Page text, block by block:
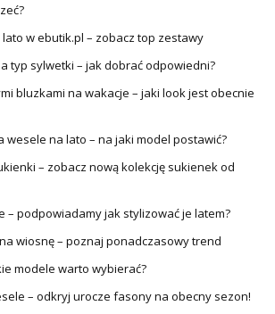
w ebutik.pl – zobacz top zestawy
typ sylwetki – jak dobrać odpowiedni?
bluzkami na wakacje – jaki look jest obecnie
wesele na lato – na jaki model postawić?
– zobacz nową kolekcję sukienek od
– podpowiadamy jak stylizować je latem?
wiosnę – poznaj ponadczasowy trend
modele warto wybierać?
– odkryj urocze fasony na obecny sezon!